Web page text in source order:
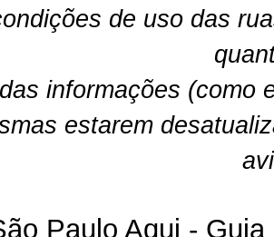
de uso das
das informações (como
estarem
Paulo Aqui -